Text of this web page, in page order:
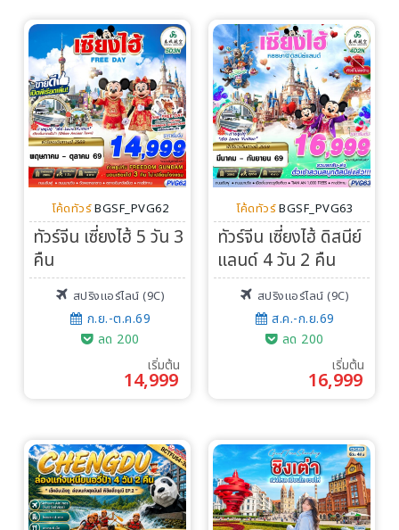
โค้ดทัวร์ BGSF_PVG62
ทัวร์จีน เซี่ยงไฮ้ 5 วัน 3
คืน
สปริงแอร์ไลน์ (9C)
ก.ย.-ต.ค.69
ลด 200
เริ่มต้น
14,999
โค้ดทัวร์ BGSF_PVG63
ทัวร์จีน เซี่ยงไฮ้ ดิสนีย์
แลนด์ 4 วัน 2 คืน
สปริงแอร์ไลน์ (9C)
ส.ค.-ก.ย.69
ลด 200
เริ่มต้น
16,999